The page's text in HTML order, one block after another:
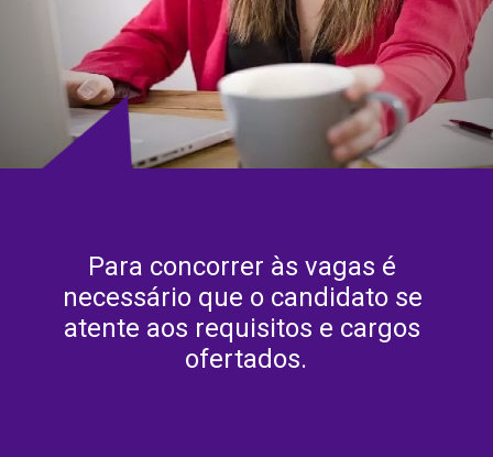
Para concorrer às vagas é
necessário que o candidato se
atente aos requisitos e cargos
ofertados.